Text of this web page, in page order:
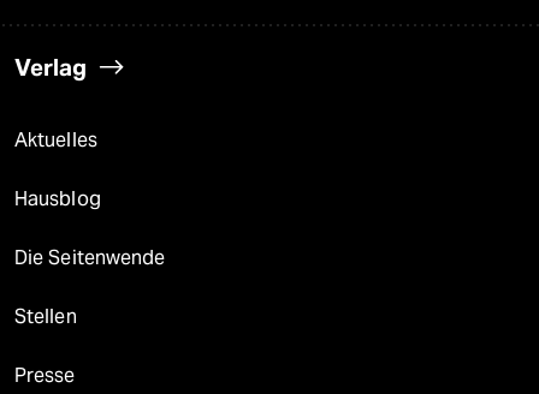
Verlag
Aktuelles
Hausblog
Die Seitenwende
Stellen
Presse